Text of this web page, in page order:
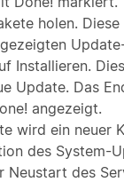
holen.
Installieren.
Update. Das
angezeigt.
wird ein neuer
des System-
Neustart des